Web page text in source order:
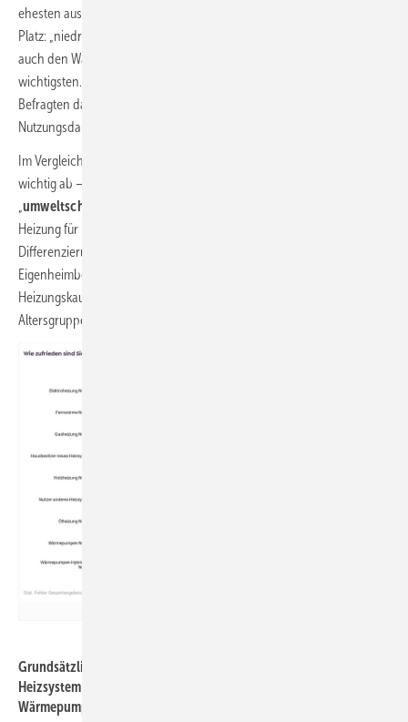
ehesten ausschlaggebend wären. Mit knapp 65 % auf dem ersten
Platz: „niedrige Energiekosten im Betrieb“. Dieser Aspekt war zugleich
auch den Wärmepumpennutzern unter den Eigenheimbesitzern am
wichtigsten. Mit deutlichem Abstand (rund 49 %) nannten die
Befragten danach die „
Nutzungsdauer)“ und einen „
Im Vergleich zum Kostenaspekt schnitt der Umweltschutz weniger
wichtig ab – so hielten nur knapp 25 % der Befragten einen
umweltschonenden Betrieb
Heizung für ihr Zuhause. Teils noch niedriger fällt dieser Wert bei der
Differenzierung nach Altersgruppen aus: Für die jüngeren
Eigenheimbesitzer zwischen 18 und 29 Jahren ist Umweltschutz beim
Heizungskauf weniger ausschlaggebend (10 %). Bei den restlichen
Altersgruppen liegt der Wert zwischen 23,5 und 28,5 %.
Grundsätzlich sind die meisten Eigenheimbesitzer mit ihrem
Heizsystem zufrieden. Den höchsten Wert verzeichnen
Wärmepumpennutzer.